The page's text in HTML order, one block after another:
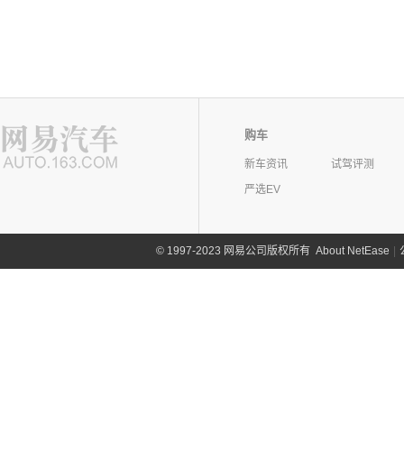
购车
新车资讯
试驾评测
严选EV
©1997-2023 网易公司版权所有 About NetEase